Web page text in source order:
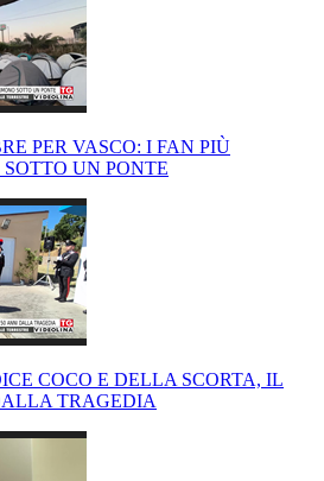
PER VASCO: I FAN PIÙ
UN PONTE
COCO E DELLA SCORTA, IL
TRAGEDIA